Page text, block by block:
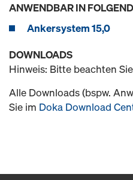
ANWENDBAR IN
Ankersystem 15,0
DOWNLOADS
Hinweis: Bitte beachten
Alle Downloads (bspw.
Sie im Doka Download